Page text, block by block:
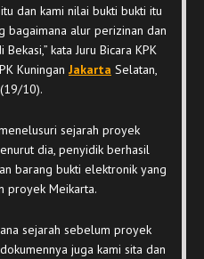
dan kami nilai bukti bukti itu
bagaimana alur perizinan dan
kata Juru Bicara KPK
Kuningan Jakarta Selatan,
10).
sejarah proyek
dia, penyidik berhasil
barang bukti elektronik yang
proyek Meikarta.
sejarah sebelum proyek
juga kami sita dan